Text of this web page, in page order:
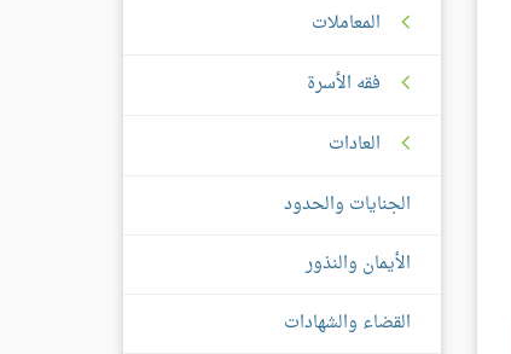
المعاملات
فقه الأسرة
العادات
الجنايات والحدود
الأيمان والنذور
القضاء والشهادات